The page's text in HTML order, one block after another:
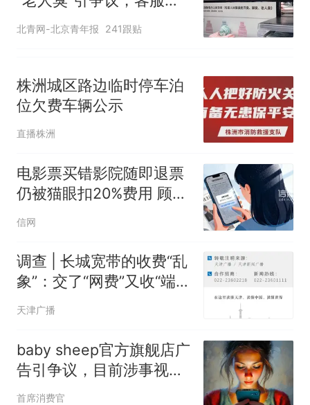
应
北青网-北京青年报 241跟贴
株洲城区路边临时停车泊
位欠费车辆公示
直播株洲
电影票买错影院随即退票
仍被猫眼扣20%费用 顾
客：距影片开场还有一天
信网
调查 | 长城宽带的收费“乱
象”：交了“网费”又收“端口
费”，退费没着落，使用期
天津广播
baby sheep官方旗舰店广
告引争议，目前涉事视频
已经下架
首席消费官